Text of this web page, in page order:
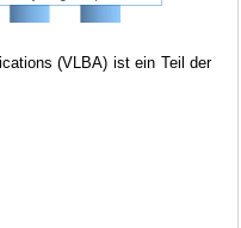
(VLBA) ist ein Teil der